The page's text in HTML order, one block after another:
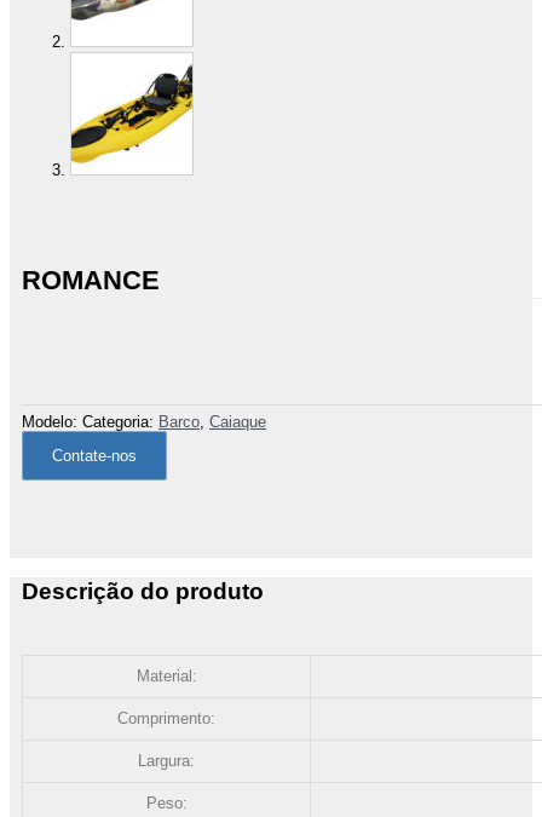
ROMANCE
Modelo: Categoria: Barco, Caiaque
Contate-nos
Descrição do produto
Material:
Comprimento:
Largura:
Peso: